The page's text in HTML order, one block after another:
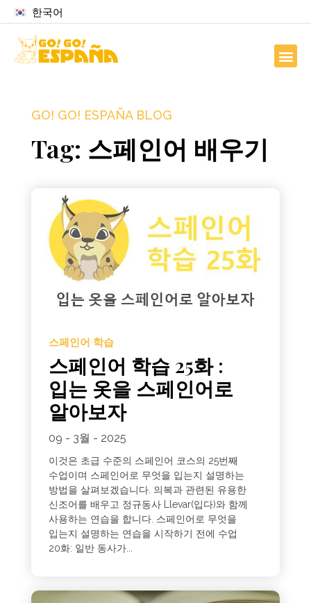
한국어
GO! GO! ESPAÑA BLOG
Tag: 스페인어 배우기
스페인어 학습
스페인어 학습 25화 :
입는 옷을 스페인어로
알아보자
09 - 3월 - 2025
이것은 초급 수준의 스페인어 코스의 25번째
수업이며 스페인어로 무엇을 입는지 설명하는
방법을 살펴보겠습니다. 의복과 관련된 유용한
신조어를 배우고 정규동사 Llevar(입다)와 함께
사용하는 연습을 합니다. 스페인어로 무엇을
입는지 설명하는 연습을 시작하기 전에 수업
20화: 일반 동사가...